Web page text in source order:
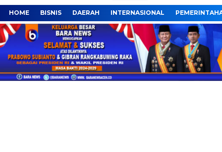
HOME BISNIS DAERAH INTERNASIONAL